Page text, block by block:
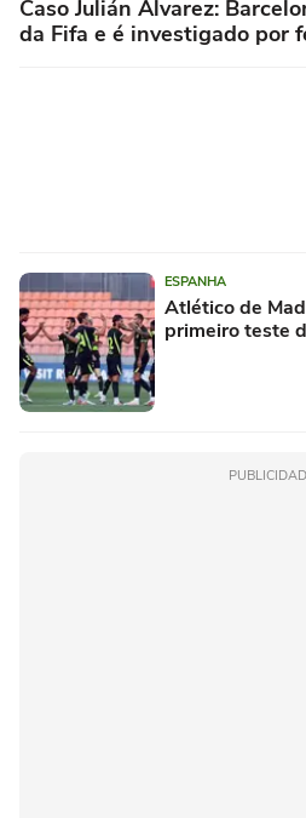
Caso Julián Álvarez:
da Fifa e é investigado por
ESPANHA
Atlético de
primeiro teste